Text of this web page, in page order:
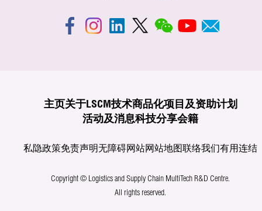
主页关于LSCM技术商品化项目及资助计划
活动及消息科技分享会籍
私隐政策免责声明无障碍网站网站地图联络我们有用连结
Copyright © Logistics and Supply Chain MultiTech R&D Centre.
All rights reserved.